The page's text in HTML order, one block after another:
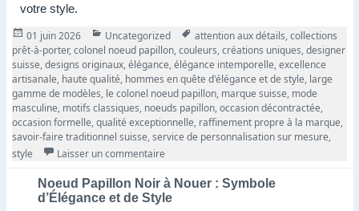
votre style.
Publié
le
01 juin 2026 Catégories
Uncategorized Tags
attention aux détails,collections
prêt-à-porter,colonel noeud papillon,couleurs,créations uniques,designer
suisse,designs originaux,élégance,élégance intemporelle,excellence
artisanale, haute qualité, hommes en quête d'élégance et de style, large
gamme de modèles, le colonel noeud papillon, marque suisse, mode
masculine, motifs classiques, noeuds papillon,occasion décontractée,
occasion formelle,qualité exceptionnelle, raffinement propre à la marque,
savoir-faire traditionnel suisse,service de personnalisation sur mesure,
style
Laisser un commentaire
Noeud Papillon Noir à Nouer : Symbole
d’Élégance et de Style